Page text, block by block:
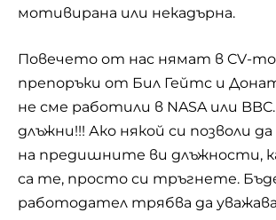
мотивирана или некадърна.
Повечето от нас нямат в CV-то
препоръки от Бил Гейтс и
не сме работили в NASA или
длъжни!!! Ако някой си позволи
на предишните ви длъжности,
са те, просто си тръгнете.
работодател трябва да